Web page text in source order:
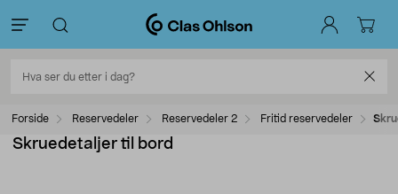
Forside Reservedeler Reservedeler 2 Fritid reservedeler
Skruedetaljer til bord